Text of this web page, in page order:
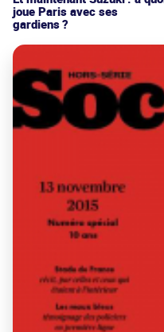
joue Paris avec ses
gardiens ?